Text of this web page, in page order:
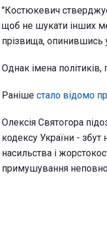
"Костюкевич
щоб не шукати інших
прізвища, опинившись
Однак імена
Раніше стало відомо
Олексія Святогора
кодексу України -
насильства і
примушування